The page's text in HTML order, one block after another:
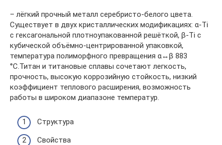
– лёгкий прочный металл серебристо-белого цвета.
Существует в двух кристаллических модификациях: α-Ti
с гексагональной плотноупакованной решёткой, β-Ti с
кубической объёмно-центрированной упаковкой,
температура полиморфного превращения α↔β 883
°C.Титан и титановые сплавы сочетают легкость,
прочность, высокую коррозийную стойкость, низкий
коэффициент теплового расширения, возможность
работы в широком диапазоне температур.
Структура
Свойства